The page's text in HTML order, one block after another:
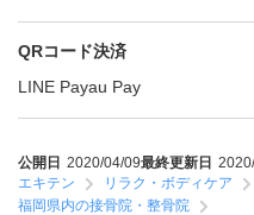
QRコード決済
LINE Payau Pay
公開日 2020/04/09最終更新日
エキテン
リラク・ボディケア
福岡県内の接骨院・整骨院